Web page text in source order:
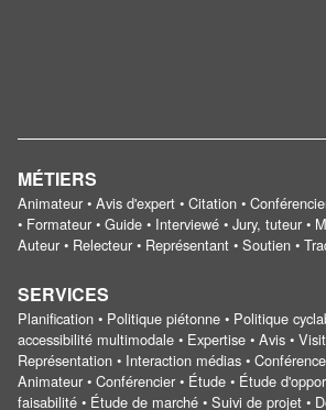
MÉTIERS
Animateur • Avis d'expert • Citation •
• Formateur • Guide • Interviewé • Jury, tuteur •
Auteur • Relecteur • Représentant • Soutien •
SERVICES
Planification • Politique piétonne • Politique
accessibilité multimodale • Expertise • Avis •
Représentation • Interaction médias •
Animateur • Conférencier • Étude • Étude
faisabilité • Étude de marché • Suivi de projet •